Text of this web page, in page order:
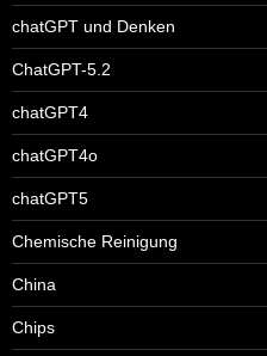
chatGPT und Denken
ChatGPT-5.2
chatGPT4
chatGPT4o
chatGPT5
Chemische Reinigung
China
Chips